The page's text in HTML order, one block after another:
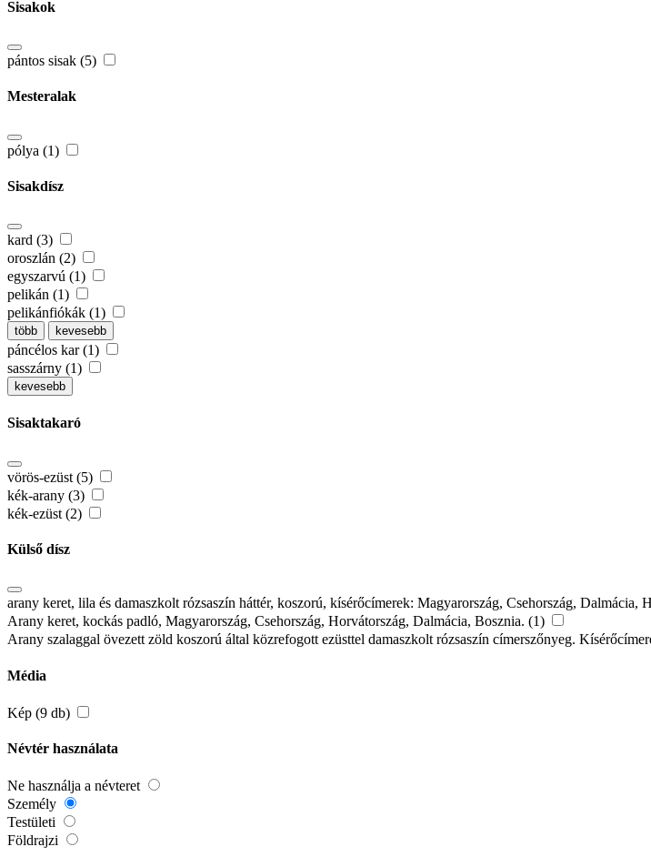
Sisakok
pántos sisak (5)
Mesteralak
pólya (1)
Sisakdísz
kard (3)
oroszlán (2)
egyszarvú (1)
pelikán (1)
pelikánfiókák (1)
több kevesebb
páncélos kar (1)
sasszárny (1)
kevesebb
Sisaktakaró
vörös-ezüst (5)
kék-arany (3)
kék-ezüst (2)
Külső dísz
arany keret, lila és damaszkolt rózsaszín háttér, koszorú, kísérőcímerek: Magyarország, Csehország, Dalmácia,
Arany keret, kockás padló, Magyarország, Csehország, Horvátország, Dalmácia, Bosznia. (1)
Arany szalaggal övezett zöld koszorú által közrefogott ezüsttel damaszkolt rózsaszín címerszőnyeg.
Média
Kép (9 db)
Névtér használata
Ne használja a névteret
Személy
Testületi
Földrajzi